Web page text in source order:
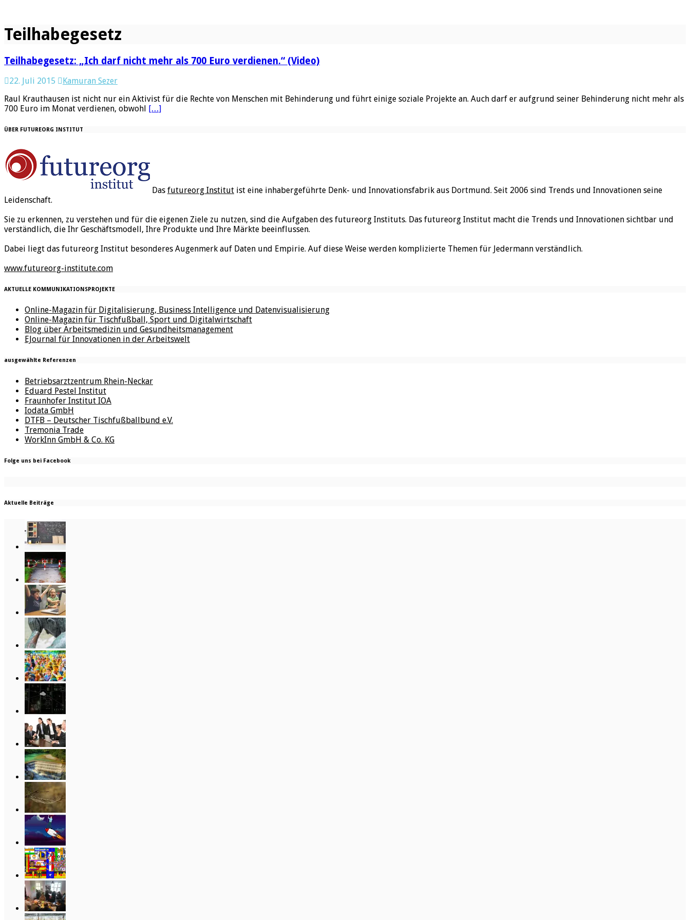
Teilhabegesetz
Teilhabegesetz: „Ich darf nicht mehr als 700 Euro verdienen.“ (Video)
22. Juli 2015
Kamuran Sezer
Raul Krauthausen ist nicht nur ein Aktivist für die Rechte von Menschen mit Behinderung und führt einige soziale Projekte an. Auch darf er aufgrund seiner Behinderung nicht mehr als
700 Euro im Monat verdienen, obwohl […]
ÜBER FUTUREORG INSTITUT
Das futureorg Institut ist eine inhabergeführte Denk- und Innovationsfabrik aus Dortmund. Seit 2006 sind Trends und Innovationen seine
Leidenschaft.
Sie zu erkennen, zu verstehen und für die eigenen Ziele zu nutzen, sind die Aufgaben des futureorg Instituts. Das futureorg Institut macht die Trends und Innovationen sichtbar und
verständlich, die Ihr Geschäftsmodell, Ihre Produkte und Ihre Märkte beeinflussen.
Dabei liegt das futureorg Institut besonderes Augenmerk auf Daten und Empirie. Auf diese Weise werden komplizierte Themen für Jedermann verständlich.
www.futureorg-institute.com
AKTUELLE KOMMUNIKATIONSPROJEKTE
Online-Magazin für Digitalisierung, Business Intelligence und Datenvisualisierung
Online-Magazin für Tischfußball, Sport und Digitalwirtschaft
Blog über Arbeitsmedizin und Gesundheitsmanagement
EJournal für Innovationen in der Arbeitswelt
ausgewählte Referenzen
Betriebsarztzentrum Rhein-Neckar
Eduard Pestel Institut
Fraunhofer Institut IOA
Iodata GmbH
DTFB – Deutscher Tischfußballbund e.V.
Tremonia Trade
WorkInn GmbH & Co. KG
Folge uns bei Facebook
Aktuelle Beiträge